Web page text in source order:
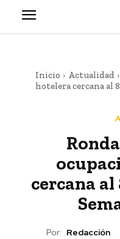
Inicio Actualidad
hotelera cercana al
cercana
Por: Redacción